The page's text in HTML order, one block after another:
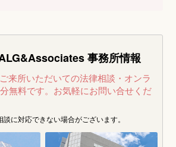
事務所情報
来所いただいての法律相談・オンラ
無料です。 お気軽にお問い合せくだ
談に対応できない場合がございます。